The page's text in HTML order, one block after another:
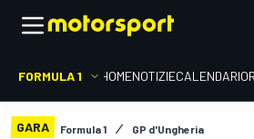
FORMULA 1 HOMENOTIZIECALENDARIO
GARA Formula 1 GP d'Ungheria